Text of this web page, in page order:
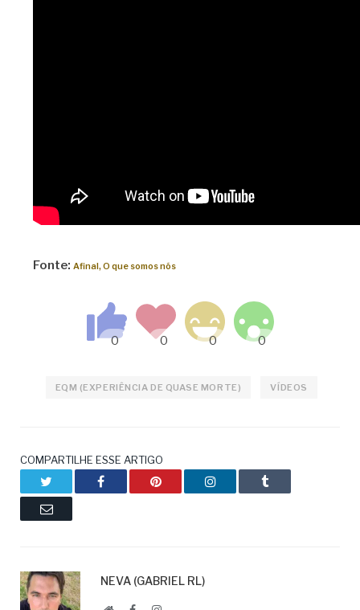
Fonte: Afinal, O que somos nós
EQM (EXPERIÊNCIA DE QUASE MORTE) VÍDEOS
COMPARTILHE ESSE ARTIGO
Facebook Pinterest LinkedIn Tumblr
Email
NEVA (GABRIEL RL)